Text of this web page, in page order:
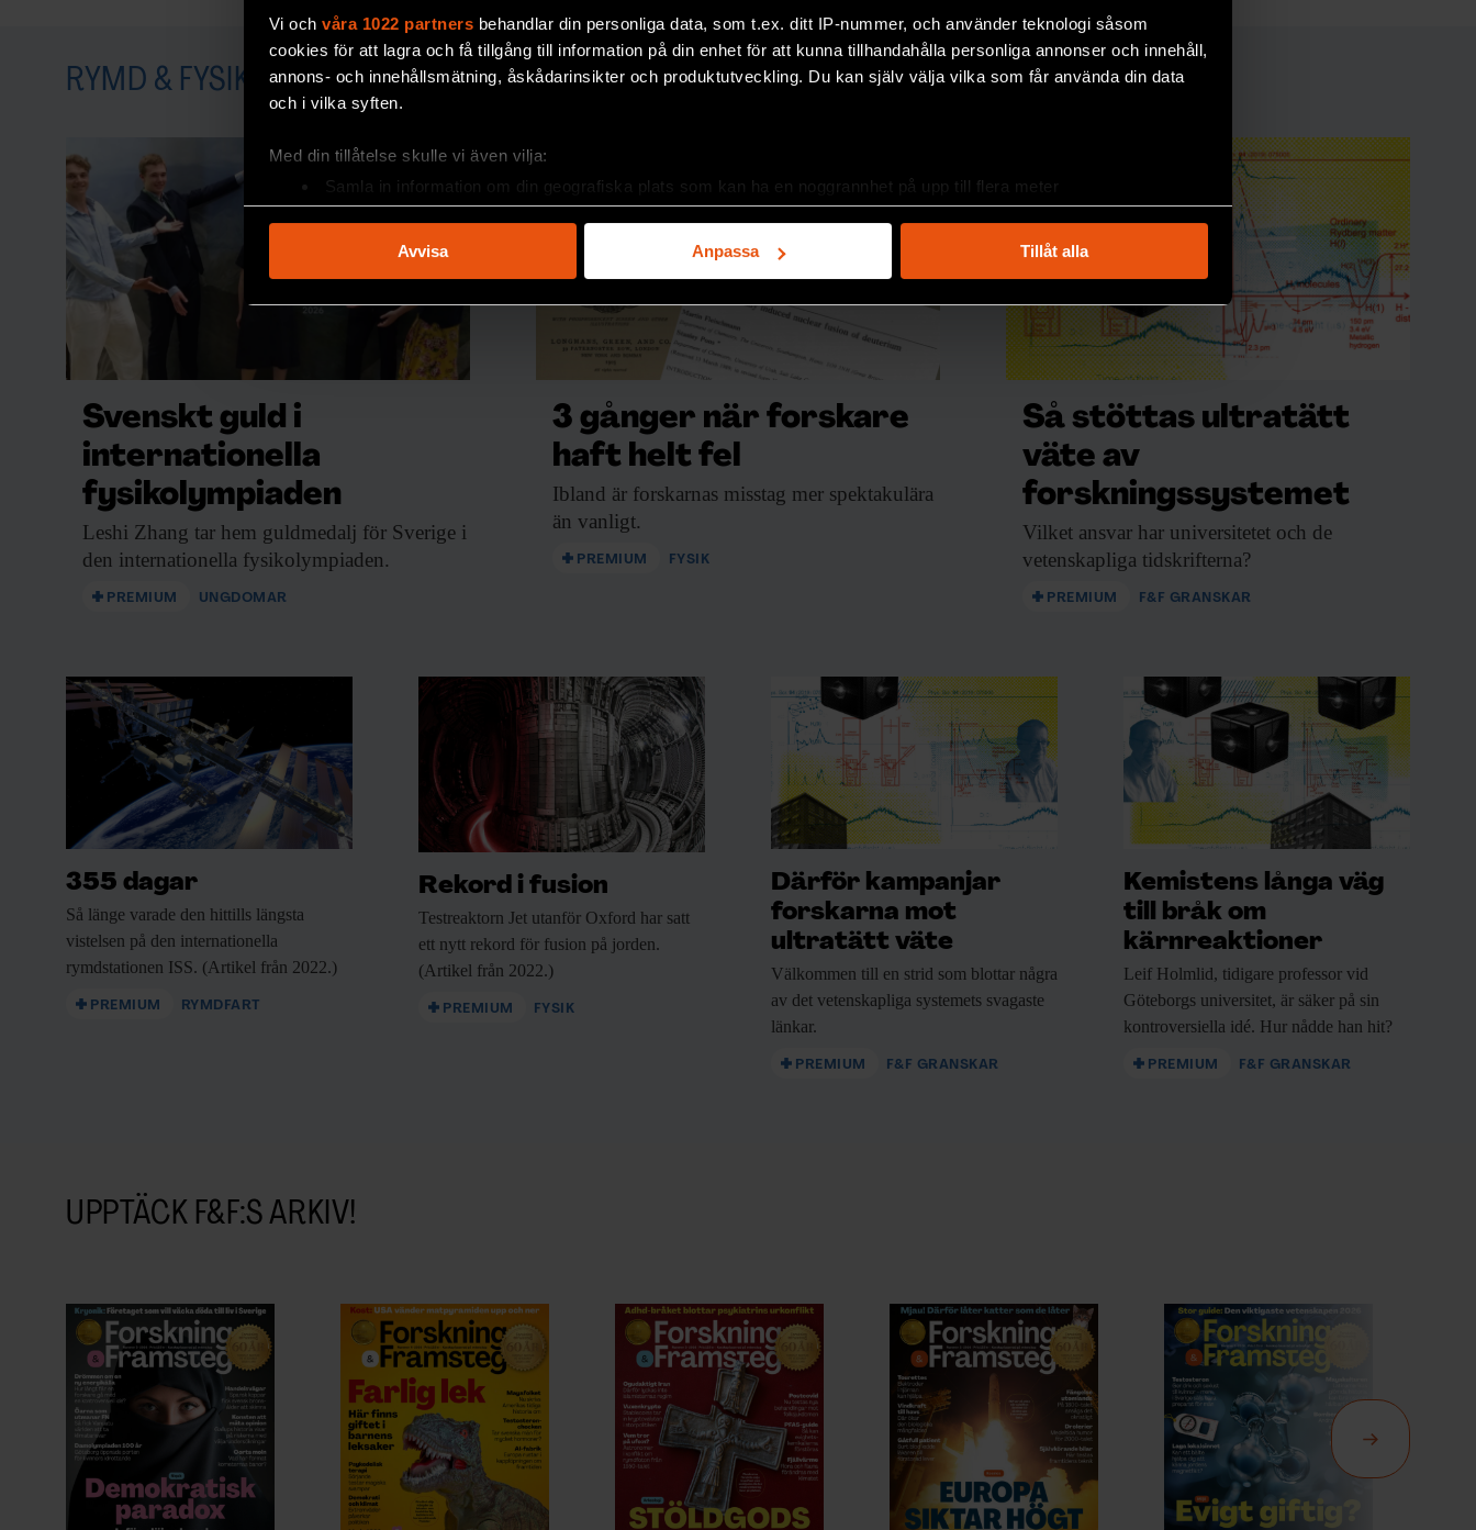
Vi och våra 1022 partners behandlar din personliga data, som t.ex. ditt IP-nummer, och använder teknologi såsom
cookies för att lagra och få tillgång till information på din enhet för att kunna tillhandahålla personliga annonser och innehåll,
annons- och innehållsmätning, åskådarinsikter och produktutveckling. Du kan själv välja vilka som får använda din data
och i vilka syften.
Med din tillåtelse skulle vi även vilja:
Samla in information om din geografiska plats som kan ha en noggrannhet på upp till flera meter
Identifiera din enhet genom att aktivt skanna den för specifika kännetecken (fingeravtryck)
Ta reda på mer om hur dina personliga uppgifter behandlas och ställ in dina preferenser i
detaljsektionen. Du kan ändra
Vi använder enhetsidentifierare för att anpassa innehållet och annonserna till användarna, tillhandahålla funktioner för
sociala medier och analysera vår trafik. Vi vidarebefordrar även sådana identifierare och annan information från din enhet
till de sociala medier och annons- och analysföretag som vi samarbetar med. Dessa kan i sin tur kombinera informationen
med annan information som du har tillhandahållit eller som de har samlat in när du har använt deras tjänster.
Avvisa Anpassa Tillåt alla
RYMD & FYSIK
Svenskt guld i
internationella
fysikolympiaden
Leshi Zhang tar hem guldmedalj för Sverige i
den internationella fysikolympiaden.
PREMIUM UNGDOMAR
3 gånger när forskare
haft helt fel
Ibland är forskarnas misstag mer spektakulära
än vanligt.
PREMIUM FYSIK
Så stöttas ultratätt
väte av
forskningssystemet
Vilket ansvar har universitetet och de
vetenskapliga tidskrifterna?
PREMIUM F&F GRANSKAR
355 dagar
Så länge varade den hittills längsta
vistelsen på den internationella
rymdstationen ISS. (Artikel från 2022.)
PREMIUM RYMDFART
Rekord i fusion
Testreaktorn Jet utanför Oxford har satt
ett nytt rekord för fusion på jorden.
(Artikel från 2022.)
PREMIUM FYSIK
Därför kampanjar
forskarna mot
ultratätt väte
Välkommen till en strid som blottar några
av det vetenskapliga systemets svagaste
länkar.
PREMIUM F&F GRANSKAR
Kemistens långa väg
till bråk om
kärnreaktioner
Leif Holmlid, tidigare professor vid
Göteborgs universitet, är säker på sin
kontroversiella idé. Hur nådde han hit?
PREMIUM F&F GRANSKAR
UPPTÄCK F&F:S ARKIV!